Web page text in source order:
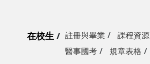
在校生 註冊與畢業 課程資源
醫事國考
規章表格